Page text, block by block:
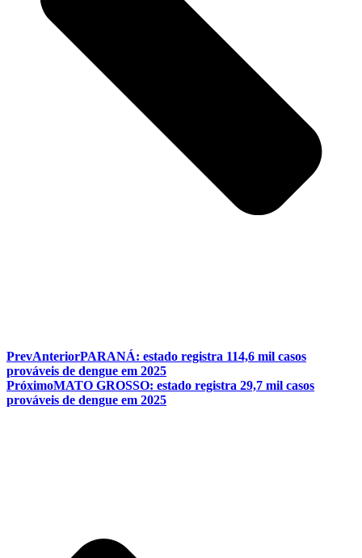
PrevAnteriorPARANÁ: estado registra 114,6 mil casos
prováveis de dengue em 2025
PróximoMATO GROSSO: estado registra 29,7 mil casos
prováveis de dengue em 2025